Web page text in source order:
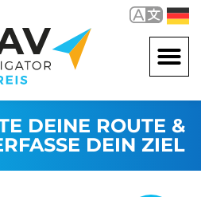
DEINE ROUTE &
DEIN ZIEL